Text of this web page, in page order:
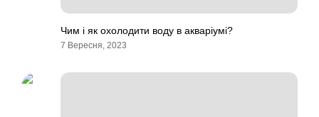
Чим і як охолодити воду в акваріумі?
7 Вересня, 2023